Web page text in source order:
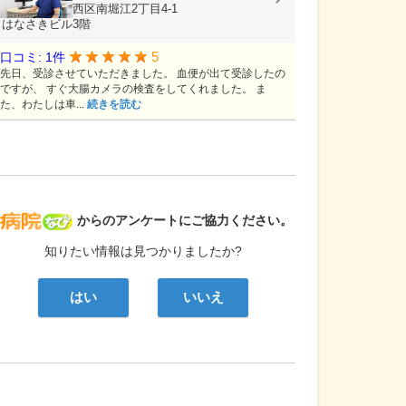
病院なび
からのアンケートにご協力ください。
知りたい情報は見つかりましたか?
はい いいえ
大阪府大阪市西区南堀江2丁目4-1
はなさきビル3階
口コミ: 1件 5
先日、受診させていただきました。 血便が出て受診したの
ですが、 すぐ大腸カメラの検査をしてくれました。 ま
た、わたしは車... 続きを読む